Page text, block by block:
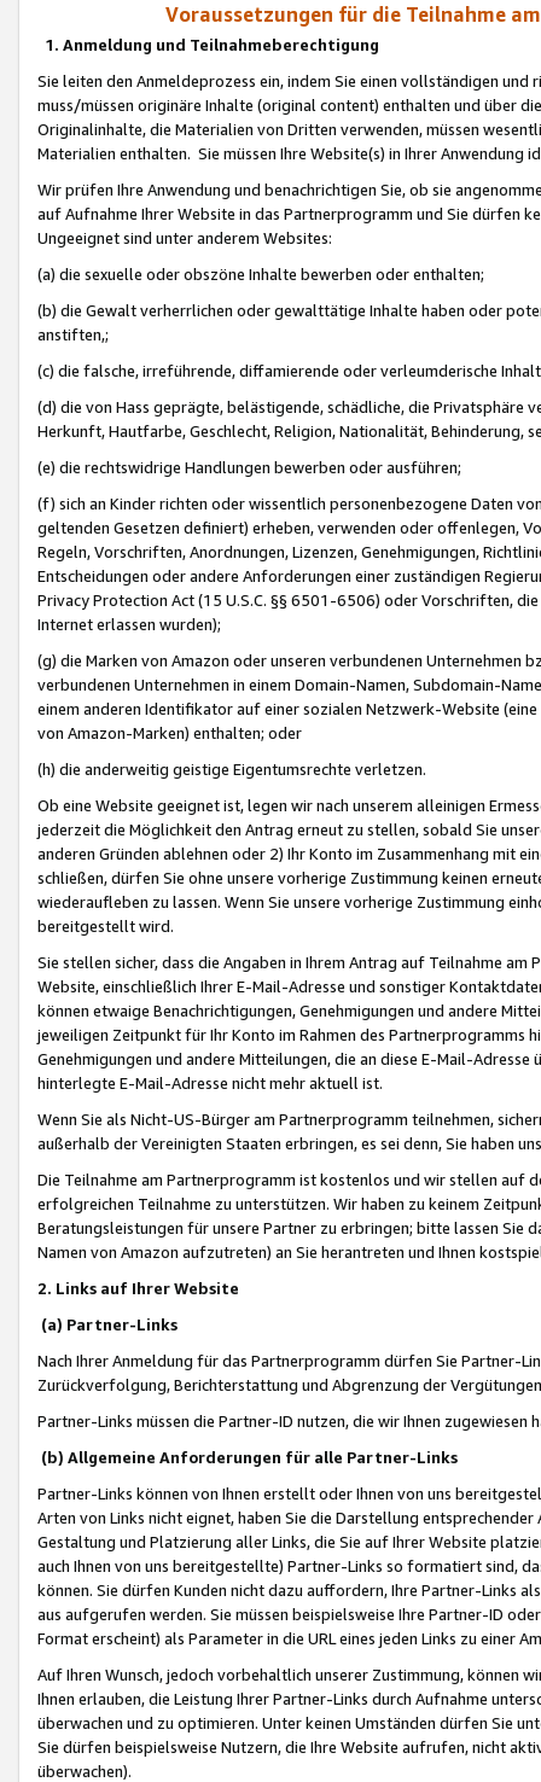
Voraussetzungen für die Teilnahme
1. Anmeldung und Teilnahmeberechtigung
Sie leiten den Anmeldeprozess ein, indem Sie einen vollständigen
muss/müssen originäre Inhalte (original content) enthalten und über
Originalinhalte, die Materialien von Dritten verwenden, müssen
Materialien enthalten. Sie müssen Ihre Website(s) in Ihrer Anwendung
Wir prüfen Ihre Anwendung und benachrichtigen Sie, ob sie
auf Aufnahme Ihrer Website in das Partnerprogramm und Sie dürfen
Ungeeignet sind unter anderem Websites:
(a) die sexuelle oder obszöne Inhalte bewerben oder enthalten;
(b) die Gewalt verherrlichen oder gewalttätige Inhalte haben oder
anstiften,;
(c) die falsche, irreführende, diffamierende oder verleumderische
(d) die von Hass geprägte, belästigende, schädliche, die Privatsphäre
Herkunft, Hautfarbe, Geschlecht, Religion, Nationalität, Behinderung,
(e) die rechtswidrige Handlungen bewerben oder ausführen;
(f) sich an Kinder richten oder wissentlich personenbezogene Daten
geltenden Gesetzen definiert) erheben, verwenden oder offenlegen,
Regeln, Vorschriften, Anordnungen, Lizenzen, Genehmigungen,
Entscheidungen oder andere Anforderungen einer zuständigen
Privacy Protection Act (15 U.S.C. §§ 6501-6506) oder Vorschriften,
Internet erlassen wurden);
(g) die Marken von Amazon oder unseren verbundenen Unternehmen
verbundenen Unternehmen in einem Domain-Namen, Subdomain-
einem anderen Identifikator auf einer sozialen Netzwerk-Website
von Amazon-Marken) enthalten; oder
(h) die anderweitig geistige Eigentumsrechte verletzen.
Ob eine Website geeignet ist, legen wir nach unserem alleinigen
jederzeit die Möglichkeit den Antrag erneut zu stellen, sobald Sie
anderen Gründen ablehnen oder 2) Ihr Konto im Zusammenhang mit
schließen, dürfen Sie ohne unsere vorherige Zustimmung keinen
wiederaufleben zu lassen. Wenn Sie unsere vorherige Zustimmung
bereitgestellt wird.
Sie stellen sicher, dass die Angaben in Ihrem Antrag auf Teilnahme
Website, einschließlich Ihrer E-Mail-Adresse und sonstiger
können etwaige Benachrichtigungen, Genehmigungen und andere
jeweiligen Zeitpunkt für Ihr Konto im Rahmen des Partnerprogramms
Genehmigungen und andere Mitteilungen, die an diese E-Mail-
hinterlegte E-Mail-Adresse nicht mehr aktuell ist.
Wenn Sie als Nicht-US-Bürger am Partnerprogramm teilnehmen,
außerhalb der Vereinigten Staaten erbringen, es sei denn, Sie haben
Die Teilnahme am Partnerprogramm ist kostenlos und wir stellen auf
erfolgreichen Teilnahme zu unterstützen. Wir haben zu keinem
Beratungsleistungen für unsere Partner zu erbringen; bitte lassen Sie
Namen von Amazon aufzutreten) an Sie herantreten und Ihnen
2. Links auf Ihrer Website
(a) Partner-Links
Nach Ihrer Anmeldung für das Partnerprogramm dürfen Sie Partner-
Zurückverfolgung, Berichterstattung und Abgrenzung der
Partner-Links müssen die Partner-ID nutzen, die wir Ihnen zugewiesen
(b) Allgemeine Anforderungen für alle Partner-Links
Partner-Links können von Ihnen erstellt oder Ihnen von uns
Arten von Links nicht eignet, haben Sie die Darstellung
Gestaltung und Platzierung aller Links, die Sie auf Ihrer Website
auch Ihnen von uns bereitgestellte) Partner-Links so formatiert sind,
können. Sie dürfen Kunden nicht dazu auffordern, Ihre Partner-Links
aus aufgerufen werden. Sie müssen beispielsweise Ihre Partner-ID
Format erscheint) als Parameter in die URL eines jeden Links zu einer
Auf Ihren Wunsch, jedoch vorbehaltlich unserer Zustimmung, können
Ihnen erlauben, die Leistung Ihrer Partner-Links durch Aufnahme
überwachen und zu optimieren. Unter keinen Umständen dürfen Sie
Sie dürfen beispielsweise Nutzern, die Ihre Website aufrufen, nicht
überwachen).